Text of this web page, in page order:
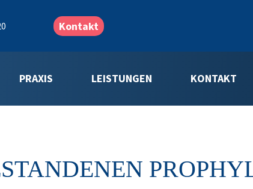
Kontakt
PRAXIS LEISTUNGEN KONTAKT